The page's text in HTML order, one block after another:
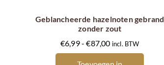
Geblancheerde hazelnoten gebrand
zonder zout
€6,99- €87,00Prijsklasse:
€6,99
incl. BTW
meerdere
variaties.
Deze
optie